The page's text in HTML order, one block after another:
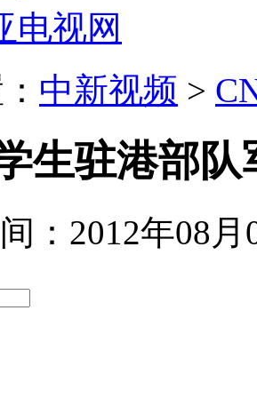
电视网
中新视频 >
生驻港部
：2012年08月